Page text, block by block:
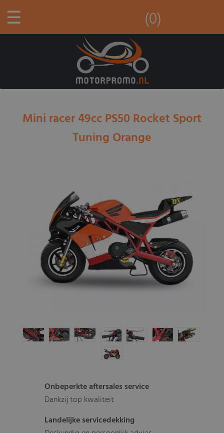
☰ (0)
Mini racer 49cc PS50 Rocket Sport
Tuning Orange
Onbeperkte aftersales service
Dankzij top kwaliteit
Landelijke servicedekking